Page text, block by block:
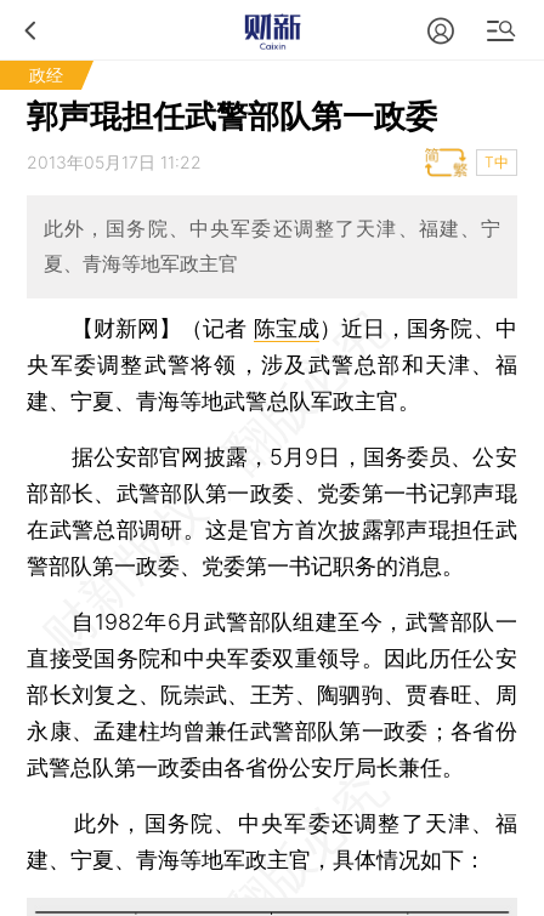
政经
郭声琨担任武警部队第一政委
2013年05月17日 11:22 T中
此外，国务院、中央军委还调整了天津、福建、宁
夏、青海等地军政主官
【财新网】（记者 陈宝成） 近日，国务院、中
央军委调整武警将领，涉及武警总部和天津、福
建、宁夏、青海等地武警总队军政主官。
据公安部官网披露，5月9日，国务委员、公安
部部长、武警部队第一政委、党委第一书记郭声琨
在武警总部调研。这是官方首次披露郭声琨担任武
警部队第一政委、党委第一书记职务的消息。
自1982年6月武警部队组建至今，武警部队一
直接受国务院和中央军委双重领导。因此历任公安
部长刘复之、阮崇武、王芳、陶驷驹、贾春旺、周
永康、孟建柱均曾兼任武警部队第一政委；各省份
武警总队第一政委由各省份公安厅局长兼任。
此外，国务院、中央军委还调整了天津、福
建、宁夏、青海等地军政主官，具体情况如下：